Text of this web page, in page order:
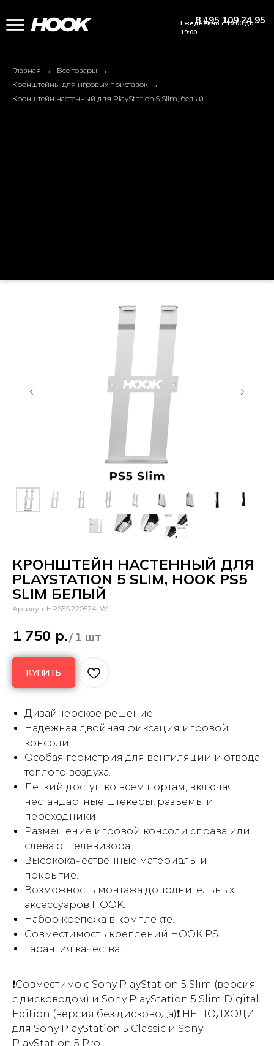
8 495 109 24 95
Ежедневно с 10:00 до
19:00
Главная → Все товары →
Кронштейны для игровых приставок →
Кронштейн настенный для PlayStation 5 Slim, белый
КРОНШТЕЙН НАСТЕННЫЙ ДЛЯ
PLAYSTATION 5 SLIM, HOOK PS5
SLIM БЕЛЫЙ
Артикул: HPS5S.220524-W
1 750 р./ 1 шт
КУПИТЬ
Дизайнерское решение.
Надежная двойная фиксация игровой
консоли.
Особая геометрия для вентиляции и отвода
теплого воздуха.
Легкий доступ ко всем портам, включая
нестандартные штекеры, разъемы и
переходники.
Размещение игровой консоли справа или
слева от телевизора.
Высококачественные материалы и
покрытие.
Возможность монтажа дополнительных
аксессуаров HOOK.
Набор крепежа в комплекте.
Совместимость креплений HOOK PS.
Гарантия качества.
❗Совместимо с Sony PlayStation 5 Slim (версия
с дисководом) и Sony PlayStation 5 Slim Digital
Edition (версия без дисковода)❗ НЕ ПОДХОДИТ
для Sony PlayStation 5 Classic и Sony
PlayStation 5 Pro.